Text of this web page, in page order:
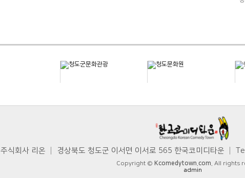
주식회사 리온 │ 경상북도 청도군 이서면 이서로 565 한국코미디타운
Copyright © Kcomedytown.com. All rights
admin